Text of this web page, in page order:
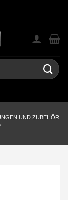
UND ZUBEHÖR